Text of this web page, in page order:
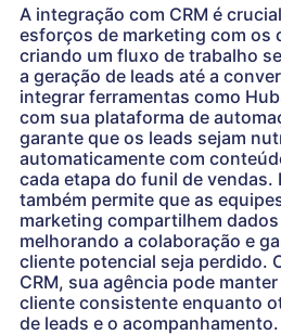
A integração com CRM é
esforços de marketing com os
criando um fluxo de trabalho
a geração de leads até a
integrar ferramentas como
com sua plataforma de
garante que os leads sejam
automaticamente com
cada etapa do funil de vendas.
também permite que as
marketing compartilhem
melhorando a colaboração e
cliente potencial seja perdido.
CRM, sua agência pode
cliente consistente enquanto
de leads e o acompanhamento.